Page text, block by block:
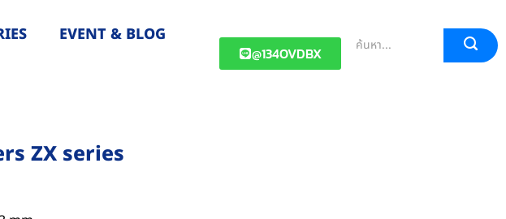
EVENT & BLOG
@134OVDBX
ZX series